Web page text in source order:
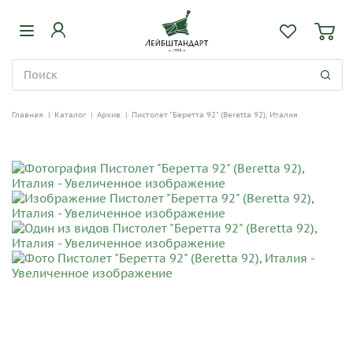
Главная | Каталог | Архив | Пистолет "Беретта 92" (Beretta 92), Италия